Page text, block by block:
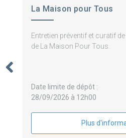
La Maison pour Tous
Entretien préventif et curatif
de La Maison Pour Tous.
Date limite de dépôt :
28/09/2026 à 12h00
Plus